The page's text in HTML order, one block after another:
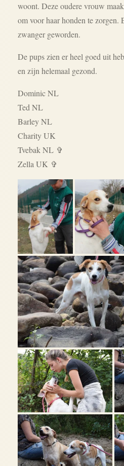
woont. Deze oudere vrouw
om voor haar honden te zorgen.
zwanger geworden.
De pups zien er heel goed uit
en zijn helemaal gezond.
Dominic NL
Ted NL
Barley NL
Charity UK
Tvebak NL ✞
Zella UK ✞